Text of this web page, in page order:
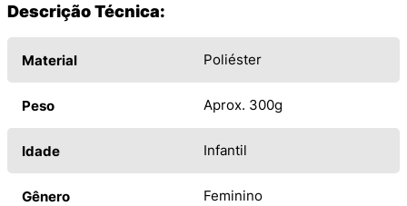
Descrição Técnica:
Material Poliéster
Peso Aprox. 300g
Idade Infantil
Gênero Feminino